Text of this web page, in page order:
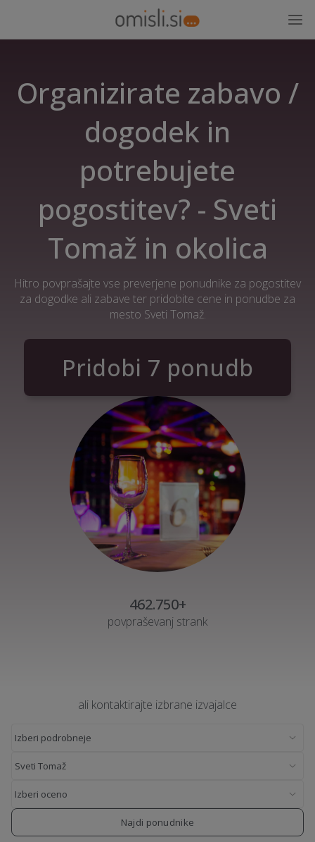
Organizirate zabavo /
dogodek in
potrebujete
pogostitev? - Sveti
Tomaž in okolica
Hitro povprašajte vse preverjene ponudnike za pogostitev
za dogodke ali zabave ter pridobite cene in ponudbe za
mesto Sveti Tomaž.
Pridobi 7 ponudb
462.750+
povpraševanj strank
ali kontaktirajte izbrane izvajalce
Najdi ponudnike